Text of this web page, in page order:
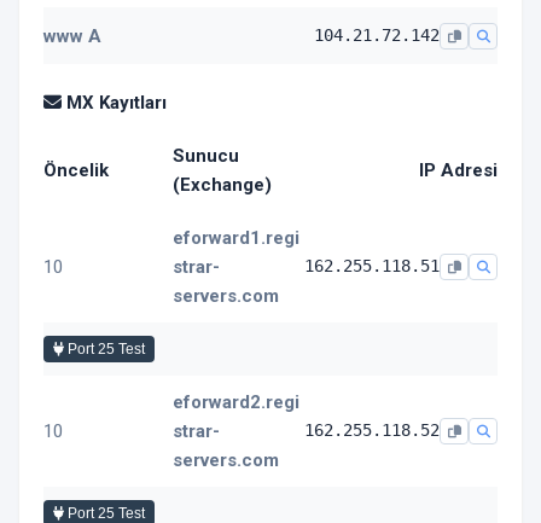
www A 104.21.72.142
MX Kayıtları
Öncelik
Sunucu
(Exchange)
IP Adresi
10
eforward1.regi
strar-
servers.com
162.255.118.51
Port 25 Test
10
eforward2.regi
strar-
servers.com
162.255.118.52
Port 25 Test